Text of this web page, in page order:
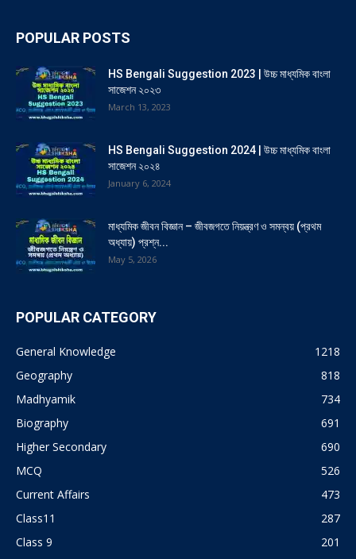
POPULAR POSTS
HS Bengali Suggestion 2023 | উচ্চ মাধ্যমিক বাংলা
সাজেশন ২০২৩
March 13, 2023
HS Bengali Suggestion 2024 | উচ্চ মাধ্যমিক বাংলা
সাজেশন ২০২৪
January 6, 2024
মাধ্যমিক জীবন বিজ্ঞান – জীবজগতে নিয়ন্ত্রণ ও সমন্বয় (প্রথম
অধ্যায়) প্রশ্ন...
May 5, 2026
POPULAR CATEGORY
General Knowledge
1218
Geography
818
Madhyamik
734
Biography
691
Higher Secondary
690
MCQ
526
Current Affairs
473
Class11
287
Class 9
201